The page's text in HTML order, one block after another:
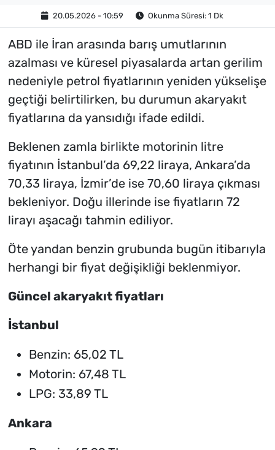
20.05.2026 - 10:59 Okunma Süresi: 1 Dk
ABD ile İran arasında barış umutlarının
azalması ve küresel piyasalarda artan gerilim
nedeniyle petrol fiyatlarının yeniden yükselişe
geçtiği belirtilirken, bu durumun akaryakıt
fiyatlarına da yansıdığı ifade edildi.
Beklenen zamla birlikte motorinin litre
fiyatının İstanbul’da 69,22 liraya, Ankara’da
70,33 liraya, İzmir’de ise 70,60 liraya çıkması
bekleniyor. Doğu illerinde ise fiyatların 72
lirayı aşacağı tahmin ediliyor.
Öte yandan benzin grubunda bugün itibarıyla
herhangi bir fiyat değişikliği beklenmiyor.
Güncel akaryakıt fiyatları
İstanbul
Benzin: 65,02 TL
Motorin: 67,48 TL
LPG: 33,89 TL
Ankara